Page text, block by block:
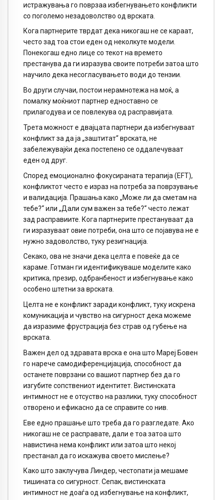
истражувања го поврзаа избегнувањето конфликти
со поголемо незадоволство од врската.
Кога партнерите тврдат дека никогаш не се караат,
често зад тоа стои еден од неколкуте модели.
Понекогаш едно лице со текот на времето
престанува да ги изразува своите потреби затоа што
научило дека несогласувањето води до тензии.
Во други случаи, постои нерамнотежа на моќ, а
помалку моќниот партнер едноставно се
прилагодува и се повлекува од расправијата.
Трета можност е двајцата партнери да избегнуваат
конфликт за да ја „заштитат“ врската, не
забележувајќи дека постепено се оддалечуваат
еден од друг.
Според емоционално фокусираната терапија (EFT),
конфликтот често е израз на потреба за поврзување
и валидација. Прашања како „Може ли да сметам на
тебе?“ или „Дали сум важен за тебе?“ често лежат
зад расправиите. Кога партнерите престануваат да
ги изразуваат овие потреби, она што се појавува не е
нужно задоволство, туку резигнација.
Секако, ова не значи дека целта е повеќе да се
караме. Готман ги идентификуваше моделите како
критика, презир, одбранбеност и избегнување како
особено штетни за врската.
Целта не е конфликт заради конфликт, туку искрена
комуникација и чувство на сигурност дека можеме
да изразиме фрустрација без страв од губење на
врската.
Важен дел од здравата врска е она што Мареј Бовен
го нарече самодиференцијација, способност да
останете поврзани со вашиот партнер без да го
изгубите сопствениот идентитет. Вистинската
интимност не е отсуство на разлики, туку способност
отворено и ефикасно да се справите со нив.
Еве едно прашање што треба да го разгледате. Ако
никогаш не се расправате, дали е тоа затоа што
навистина нема конфликт или затоа што некој
престанал да го искажува своето мислење?
Како што заклучува Линдер, честопати ја мешаме
тишината со сигурност. Сепак, вистинската
интимност не доаѓа од избегнување на конфликт,